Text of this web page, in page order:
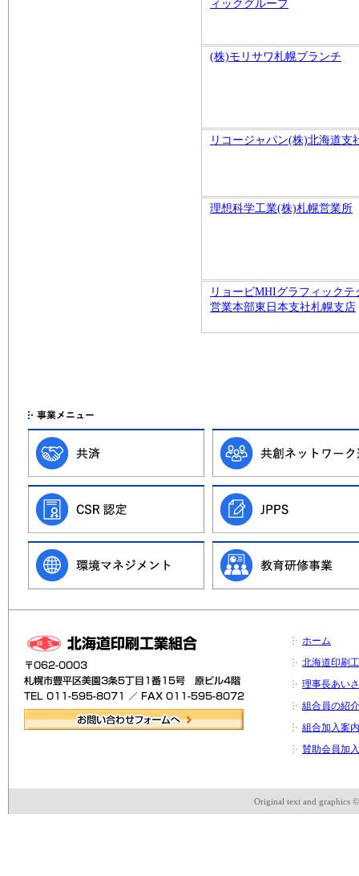
ィックグループ
(株)モリサワ札幌ブランチ
リコージャパン(株)北海道支
理想科学工業(株)札幌営業所
リョービMHIグラフィック
営業本部東日本支社札幌支店
ホーム
北海道印刷
理事長あい
組合員の紹介
組合加入案内
賛助会員加
Original text and graphics